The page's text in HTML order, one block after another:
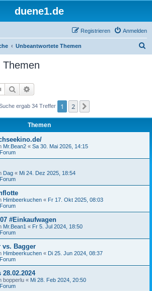
duene1.de
Anmelden
Registrieren
Unbeantwortete Themen
Themen
Suche
ergab 34 Treffer 1 2
Themen
Mr.Bean2 « Sa 30. Mai 2026, 14:15
Dag « Mi 24. Dez 2025, 18:54
Himbeerkuchen « Fr 17. Okt 2025, 08:03
#Einkaufwagen
Mr.Bean1 « Fr 5. Jul 2024, 18:50
vs. Bagger
Himbeerkuchen « Di 25. Jun 2024, 08:37
bopperlu « Mi 28. Feb 2024, 20:50